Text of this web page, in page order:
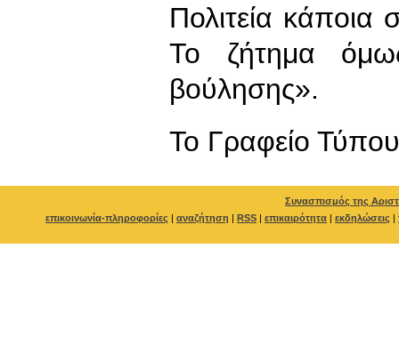
Πολιτεία κάποια
Το ζήτημα
βούλησης».
To Γραφείο Τύπου
Συνασπισμός της
επικοινωνία-πληροφορίες | αναζήτηση | RSS | επικαιρότητα | εκδηλώσεις |